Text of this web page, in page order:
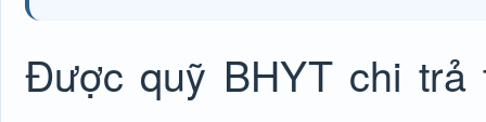
Được quỹ BHYT chi trả